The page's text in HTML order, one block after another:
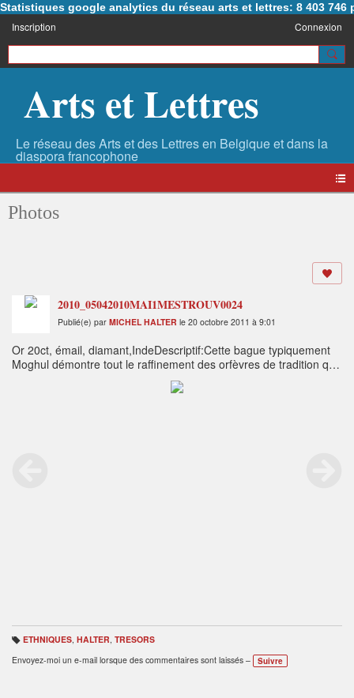
Statistiques google analytics du réseau arts et lettres: 8 403 746
Inscription Connexion
Arts et Lettres
Photos
2010_05042010MAI1MESTROUV0024
Publié(e) par MICHEL HALTER le 20 octobre 2011 à 9:01
Or 20ct, émail, diamant,IndeDescriptif:Cette bague typiquement
Moghul démontre tout le raffinement des orfèvres de tradition qui
sont encore très présents dans les grands centres métropolitains
comme Jaipur ou Delhi...Taille:53Poids:10,70gr
B
ali
s
ETHNIQUES, HALTER, TRESORS
Envoyez-moi un e-mail lorsque des commentaires sont laissés –
Suivre